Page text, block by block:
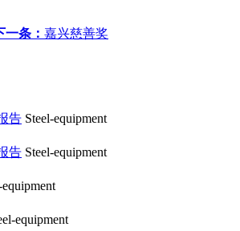
一条： 嘉兴慈善奖
告 Steel-equipment
告 Steel-equipment
equipment
equipment